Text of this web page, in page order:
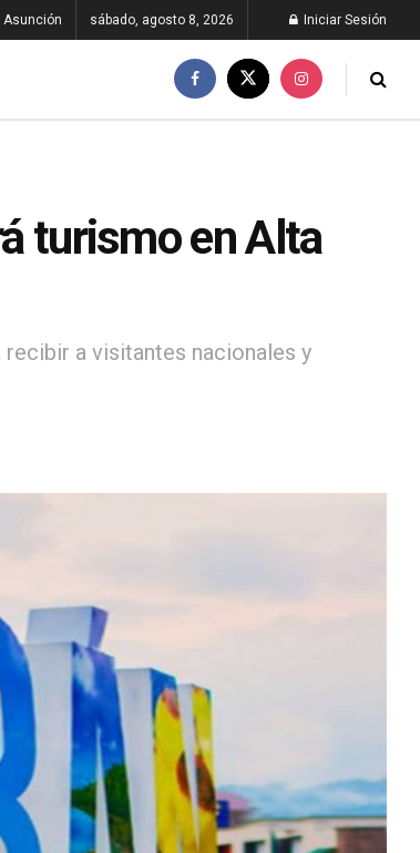
Asunción sábado, agosto 8, 2026 Iniciar Sesión
turismo en Alta
a visitantes nacionales y